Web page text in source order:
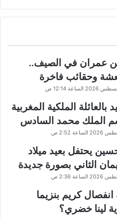
عمران في الصيف..
وحقائب فاخرة
بالعائلة الملكية المغربية
الملك محمد السادس
يحتفل بعيد ميلاد
الثاني بصورة جديدة
كريم بنزيما
لينا خضري؟